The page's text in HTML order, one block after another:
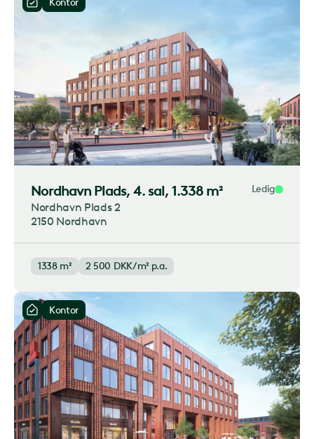
Kontor
Nordhavn Plads, 4. sal, 1.338 m² Ledig
Nordhavn Plads 2
2150 Nordhavn
1338 m² 2 500 DKK/m² p.a.
Kontor